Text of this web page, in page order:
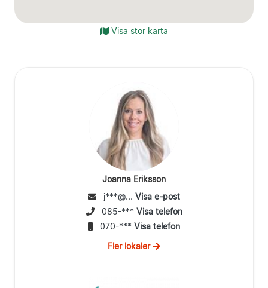
Visa stor karta
Joanna Eriksson
j***@... Visa e-post
085-*** Visa telefon
070-*** Visa telefon
Fler lokaler